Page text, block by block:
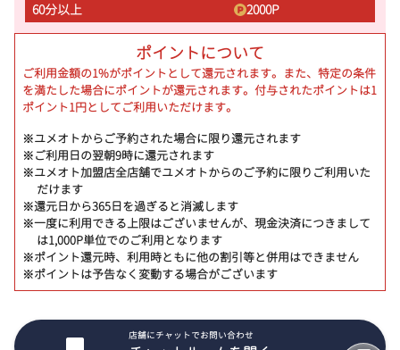
60分以上 2000P
ポイントについて
ご利用金額の1%がポイントとして還元されます。また、特定の条件
を満たした場合にポイントが還元されます。付与されたポイントは1
ポイント1円としてご利用いただけます。
※ユメオトからご予約された場合に限り還元されます
※ご利用日の翌朝9時に還元されます
※ユメオト加盟店全店舗でユメオトからのご予約に限りご利用いた
だけます
※還元日から365日を過ぎると消滅します
※一度に利用できる上限はございませんが、現金決済につきまして
は1,000P単位でのご利用となります
※ポイント還元時、利用時ともに他の割引等と併用はできません
※ポイントは予告なく変動する場合がございます
店舗にチャットでお問い合わせ